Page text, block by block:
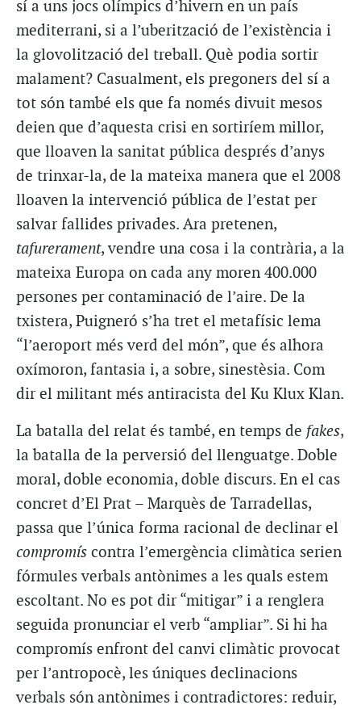
sí a uns jocs olímpics d’hivern en un país
mediterrani, si a l’uberització de l’existència i
la glovolització del treball. Què podia sortir
malament? Casualment, els pregoners del sí a
tot són també els que fa només divuit mesos
deien que d’aquesta crisi en sortiríem millor,
que lloaven la sanitat pública després d’anys
de trinxar-la, de la mateixa manera que el 2008
lloaven la intervenció pública de l’estat per
salvar fallides privades. Ara pretenen,
tafurerament, vendre una cosa i la contrària, a la
mateixa Europa on cada any moren 400.000
persones per contaminació de l’aire. De la
txistera, Puigneró s’ha tret el metafísic lema
“l’aeroport més verd del món”, que és alhora
oxímoron, fantasia i, a sobre, sinestèsia. Com
dir el militant més antiracista del Ku Klux Klan.
La batalla del relat és també, en temps de fakes,
la batalla de la perversió del llenguatge. Doble
moral, doble economia, doble discurs. En el cas
concret d’El Prat – Marquès de Tarradellas,
passa que l’única forma racional de declinar el
compromís contra l’emergència climàtica serien
fórmules verbals antònimes a les quals estem
escoltant. No es pot dir “mitigar” i a renglera
seguida pronunciar el verb “ampliar”. Si hi ha
compromís enfront del canvi climàtic provocat
per l’antropocè, les úniques declinacions
verbals són antònimes i contradictores: reduir,